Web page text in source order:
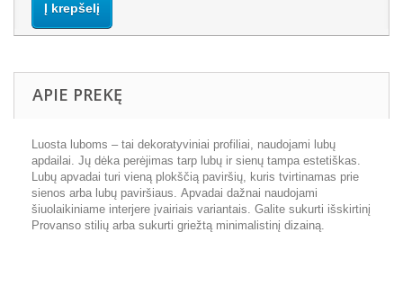
Į krepšelį
APIE PREKĘ
Luosta luboms – tai dekoratyviniai profiliai, naudojami lubų
apdailai. Jų dėka perėjimas tarp lubų ir sienų tampa estetiškas.
Lubų apvadai turi vieną plokščią paviršių, kuris tvirtinamas prie
sienos arba lubų paviršiaus. Apvadai dažnai naudojami
šiuolaikiniame interjere įvairiais variantais. Galite sukurti išskirtinį
Provanso stilių arba sukurti griežtą minimalistinį dizainą.